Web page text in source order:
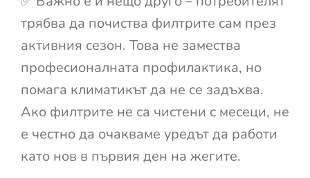
трябва да почиства филтрите сам през
активния сезон. Това не замества
професионалната профилактика, но
помага климатикът да не се задъхва.
Ако филтрите не са чистени с месеци, не
е честно да очакваме уредът да работи
като нов в първия ден на жегите.